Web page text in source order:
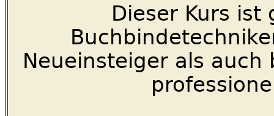
Dieser Kurs
Neueinsteiger als